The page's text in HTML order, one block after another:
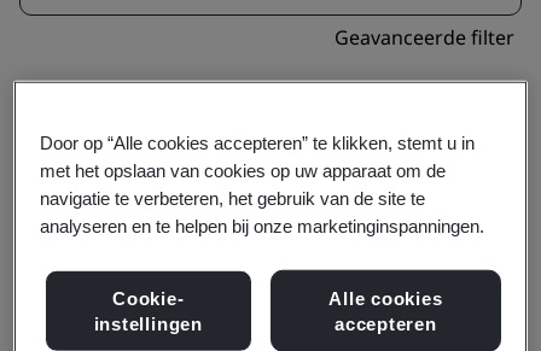
Geavanceerde filter
Dit pictogram geeft aan waar een cursus deel
uitmaakt van een kwalificatietraject. Klik op
'Kwalificaties’ om de kwalificatiekeuzes weer
te geven.
Door op “Alle cookies accepteren” te klikken, stemt u in
met het opslaan van cookies op uw apparaat om de
navigatie te verbeteren, het gebruik van de site te
analyseren en te helpen bij onze marketinginspanningen.
Cookie-
instellingen
Alle cookies
accepteren